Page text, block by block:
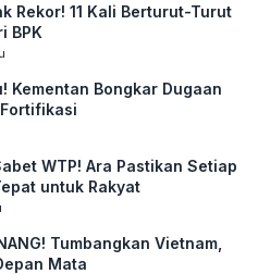
Rekor! 11 Kali Berturut-Turut
BPK
Kementan Bongkar Dugaan
WTP! Ara Pastikan Setiap
untuk Rakyat
Tumbangkan Vietnam,
Mata